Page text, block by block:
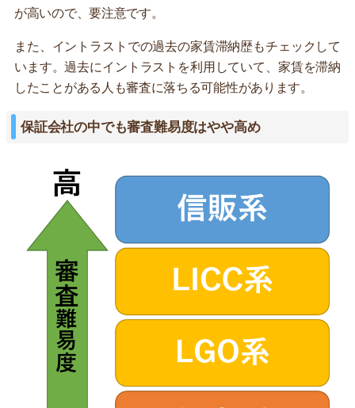
が高いので、要注意です。
また、イントラストでの過去の家賃滞納歴もチェックして
います。過去にイントラストを利用していて、家賃を滞納
したことがある人も審査に落ちる可能性があります。
保証会社の中でも審査難易度はやや高め